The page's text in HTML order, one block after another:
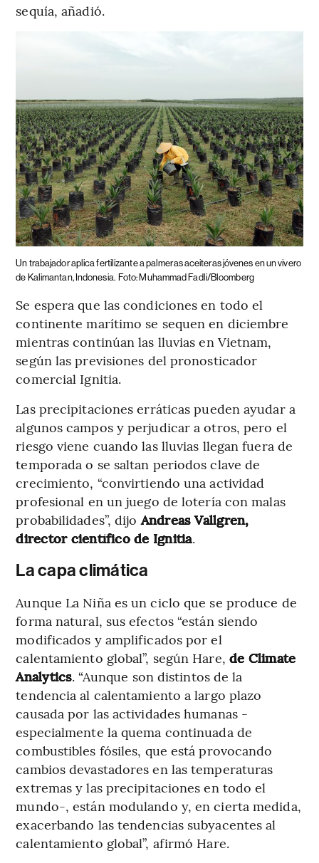
sequía, añadió.
Un trabajador aplica fertilizante a palmeras aceiteras jóvenes en un vivero
de Kalimantan, Indonesia. Foto: Muhammad Fadli/Bloomberg
Se espera que las condiciones en todo el
continente marítimo se sequen en diciembre
mientras continúan las lluvias en Vietnam,
según las previsiones del pronosticador
comercial Ignitia.
Las precipitaciones erráticas pueden ayudar a
algunos campos y perjudicar a otros, pero el
riesgo viene cuando las lluvias llegan fuera de
temporada o se saltan periodos clave de
crecimiento, “convirtiendo una actividad
profesional en un juego de lotería con malas
probabilidades”, dijoAndreas Vallgren,
director científico de Ignitia.
La capa climática
Aunque La Niña es un ciclo que se produce de
forma natural, sus efectos “están siendo
modificados y amplificados por el
calentamiento global”, según Hare, de Climate
Analytics. “Aunque son distintos de la
tendencia al calentamiento a largo plazo
causada por las actividades humanas -
especialmente la quema continuada de
combustibles fósiles, que está provocando
cambios devastadores en las temperaturas
extremas y las precipitaciones en todo el
mundo-, están modulando y, en cierta medida,
exacerbando las tendencias subyacentes al
calentamiento global”, afirmó Hare.